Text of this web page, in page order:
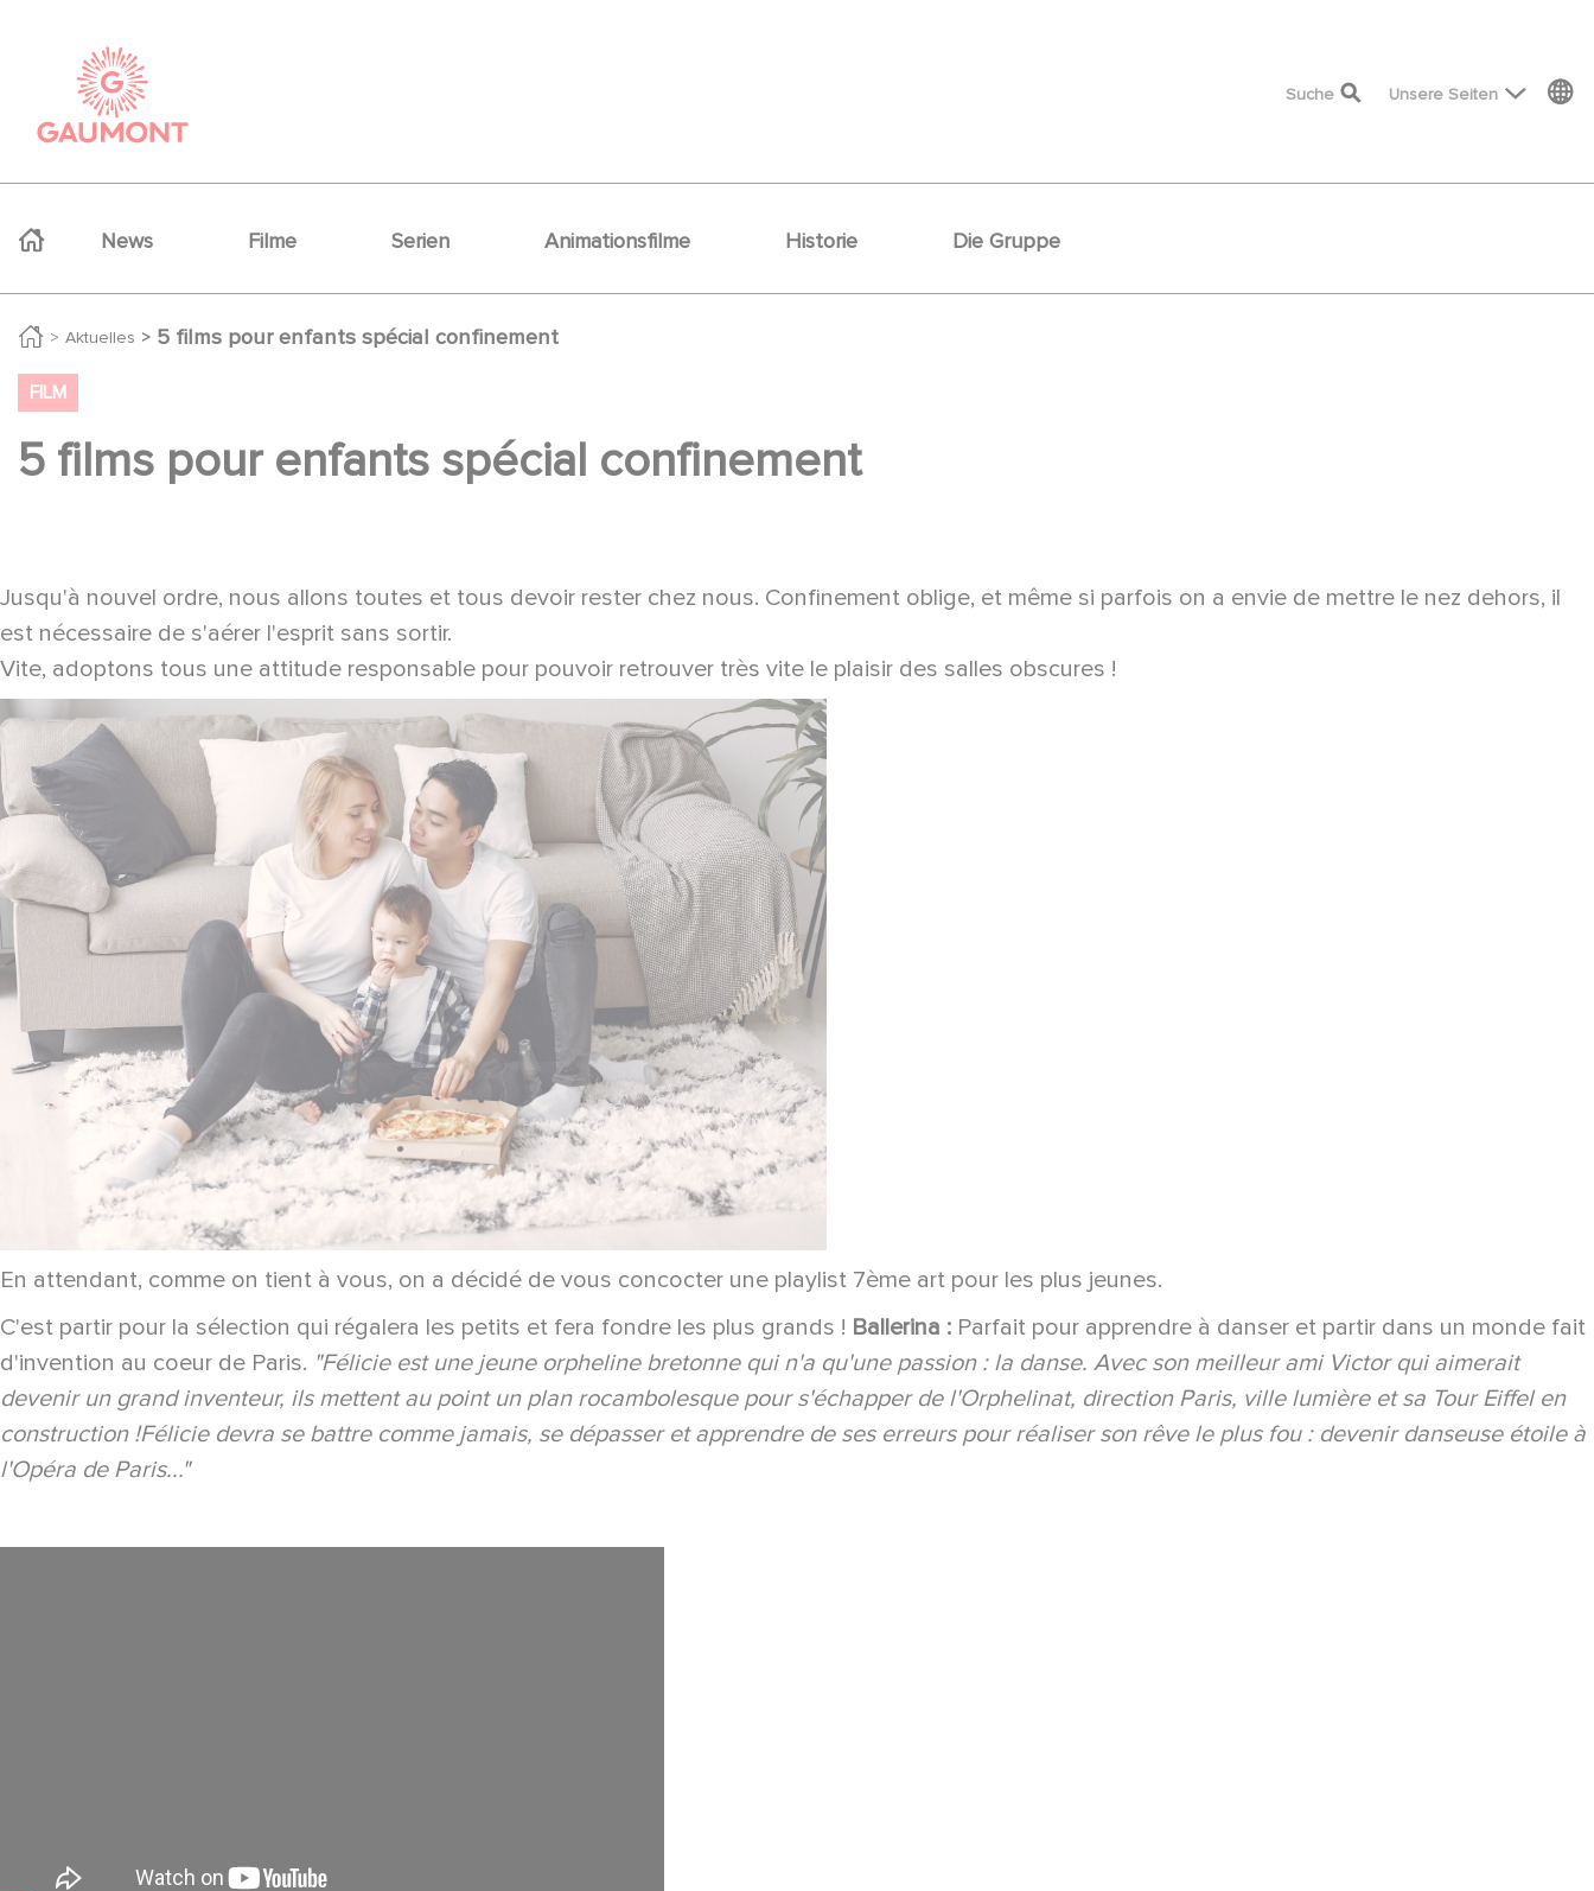
top menu
Suche Unsere Seiten
News Filme Serien Animationsfilme Historie Die Gruppe
Aktuelles 5 films pour enfants spécial confinement
FILM
5 films pour enfants spécial confinement
Jusqu'à nouvel ordre, nous allons toutes et tous devoir rester chez nous. Confinement oblige, et même si parfois on a envie de mettre le nez dehors, il
est nécessaire de s'aérer l'esprit sans sortir.
Vite, adoptons tous une attitude responsable pour pouvoir retrouver très vite le plaisir des salles obscures !
En attendant, comme on tient à vous, on a décidé de vous concocter une playlist 7ème art pour les plus jeunes.
C'est partir pour la sélection qui régalera les petits et fera fondre les plus grands ! Ballerina : Parfait pour apprendre à danser et partir dans un monde fait
d'invention au coeur de Paris. "Félicie est une jeune orpheline bretonne qui n'a qu'une passion : la danse. Avec son meilleur ami Victor qui aimerait
devenir un grand inventeur, ils mettent au point un plan rocambolesque pour s'échapper de l'Orphelinat, direction Paris, ville lumière et sa Tour Eiffel en
construction !Félicie devra se battre comme jamais, se dépasser et apprendre de ses erreurs pour réaliser son rêve le plus fou : devenir danseuse étoile à
l'Opéra de Paris..."